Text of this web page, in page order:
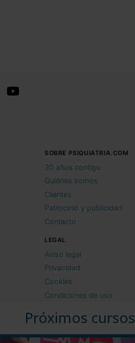
Próximos cursos
SOBRE PSIQUIATRIA.COM
30 años contigo
Quiénes somos
Clientes
Patrocinio y publicidad
Contacto
LEGAL
Aviso legal
Privacidad
Cookies
Condiciones de uso